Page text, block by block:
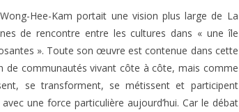
Hee-Kam portait une vision plus large de La
de rencontre entre les cultures dans « une île
». Toute son œuvre est contenue dans cette
de communautés vivant côte à côte, mais comme
se transforment, se métissent et participent
une force particulière aujourd’hui. Car le débat